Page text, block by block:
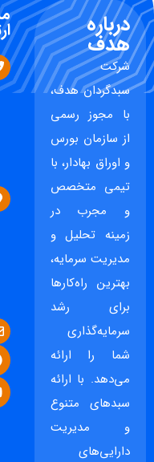
درباره
هدف
شرکت
سبدگردان هدف،
با مجوز رسمی
از سازمان بورس
و اوراق بهادار، با
تیمی متخصص
و مجرب در
زمینه تحلیل و
مدیریت سرمایه،
بهترین راه‌کارها
برای رشد
سرمایه‌گذاری
شما را ارائه
می‌دهد. با ارائه
سبدهای متنوع
و مدیریت
دارایی‌های